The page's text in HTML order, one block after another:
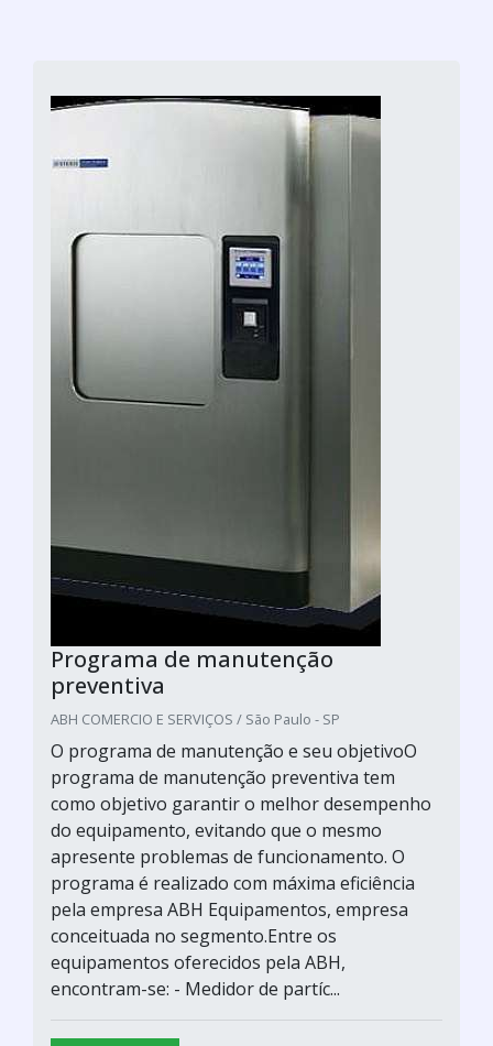
Programa de manutenção
preventiva
ABH COMERCIO E SERVIÇOS / São Paulo - SP
O programa de manutenção e seu objetivoO
programa de manutenção preventiva tem
como objetivo garantir o melhor desempenho
do equipamento, evitando que o mesmo
apresente problemas de funcionamento. O
programa é realizado com máxima eficiência
pela empresa ABH Equipamentos, empresa
conceituada no segmento.Entre os
equipamentos oferecidos pela ABH,
encontram-se: - Medidor de partíc...